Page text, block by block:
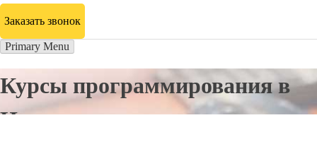
Заказать звонок
Primary Menu
Курсы программирования в
Неме